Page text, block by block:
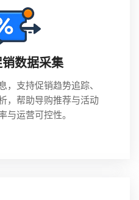
数据采集
，支持促销趋势追踪、
，帮助导购推荐与活动
与运营可控性。